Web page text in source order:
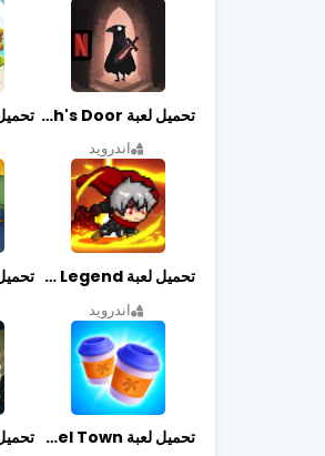
تحميل لعبة Death's Door مهكرة أخر إصدار
اندرويد
تحميل لعبة Slayer Legend مهكرة أخر إصدار
اندرويد
تحميل لعبة Travel Town مهكرة أخر إصدار